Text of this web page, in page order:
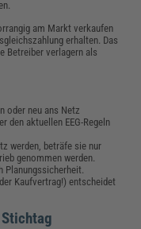
am Markt verkaufen
erhalten. Das
Betreiber verlagern als
oder neu ans Netz
den aktuellen EEG-Regeln
werden, beträfe sie nur
genommen werden.
Planungssicherheit.
Kaufvertrag!) entscheidet